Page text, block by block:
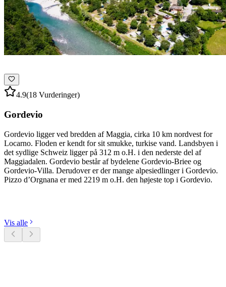
4.9(18 Vurderinger)
Gordevio
Gordevio ligger ved bredden af Maggia, cirka 10 km nordvest for
Locarno. Floden er kendt for sit smukke, turkise vand. Landsbyen i
det sydlige Schweiz ligger på 312 m o.H. i den nederste del af
Maggiadalen. Gordevio består af bydelene Gordevio-Briee og
Gordevio-Villa. Derudover er der mange alpesiedlinger i Gordevio.
Pizzo d’Orgnana er med 2219 m o.H. den højeste top i Gordevio.
Vis alle